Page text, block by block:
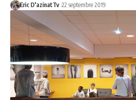
Eric D'azinatTv 22 septembre 2019